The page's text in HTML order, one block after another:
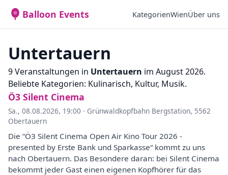
Balloon Events KategorienWienÜber uns
Untertauern
9 Veranstaltungen in Untertauern im August 2026.
Beliebte Kategorien: Kulinarisch, Kultur, Musik.
Ö3 Silent Cinema
Sa., 08.08.2026, 19:00 · Grünwaldkopfbahn Bergstation, 5562
Obertauern
Die “Ö3 Silent Cinema Open Air Kino Tour 2026 -
presented by Erste Bank und Sparkasse“ kommt zu uns
nach Obertauern. Das Besondere daran: bei Silent Cinema
bekommt jeder Gast einen eigenen Kopfhörer für das